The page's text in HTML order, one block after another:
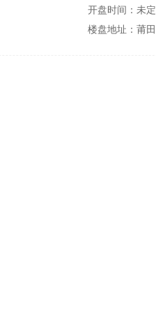
开盘时间：未定
楼盘地址：莆